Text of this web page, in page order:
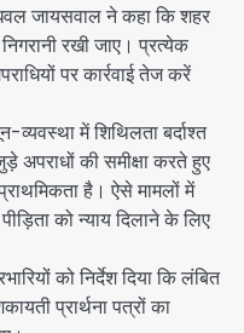
जायसवाल ने कहा कि शहर
रखी जाए। प्रत्येक
पर कार्रवाई तेज करें
व्यवस्था में शिथिलता बर्दाश्त
अपराधों की समीक्षा करते हुए
है। ऐसे मामलों में
पीड़िता को न्याय दिलाने के लिए
को निर्देश दिया कि लंबित
प्रार्थना पत्रों का